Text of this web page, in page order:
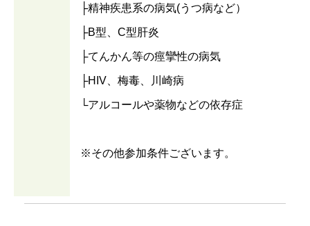
├精神疾患系の病気(うつ病など）
├B型、C型肝炎
├てんかん等の痙攣性の病気
├HIV、梅毒、川崎病
└アルコールや薬物などの依存症
※その他参加条件ございます。